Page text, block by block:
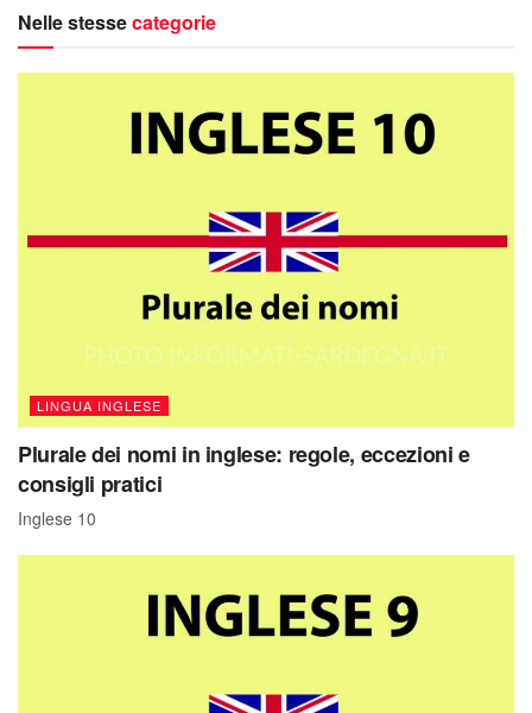
Nelle stessecategorie
LINGUA INGLESE
Plurale dei nomi in inglese: regole, eccezioni e
consigli pratici
Inglese 10